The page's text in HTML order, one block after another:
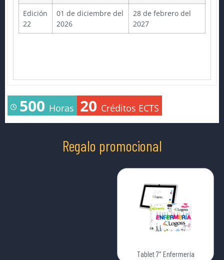
Edición
22
01 de diciembre del
2026
28 de febrero del
2027
500 Horas 20 Créditos ECTS
Regalo promocional
Tablet 7″ Enfermería